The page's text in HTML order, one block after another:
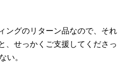
ングのリターン品なので、それ
、せっかくご支援してくださっ
い。